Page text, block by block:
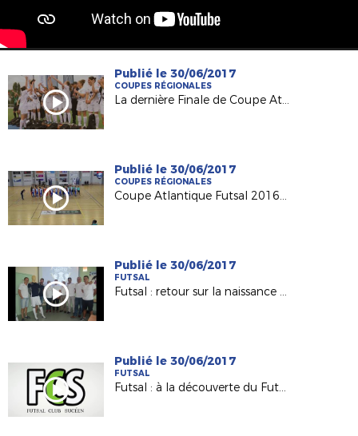
Publié le 30/06/2017
COUPES RÉGIONALES
La dernière Finale de Coupe Atlantique Féminine Crédit-Mutuel !
Publié le 30/06/2017
COUPES RÉGIONALES
Coupe Atlantique Futsal 2016-2017 : revivez la finale remportée par Saint Herblain Pépite FC
Publié le 30/06/2017
FUTSAL
Futsal : retour sur la naissance du Nantes Métropole Futsal (D1)
Publié le 30/06/2017
FUTSAL
Futsal : à la découverte du Futsal Club Sucéen (Sucé sur Erdre)